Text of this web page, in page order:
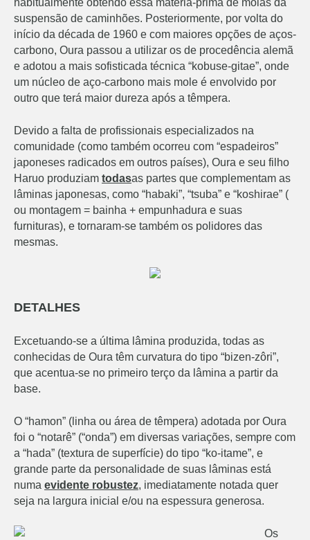
habitualmente obtendo essa matéria-prima de molas da
suspensão de caminhões. Posteriormente, por volta do
início da década de 1960 e com maiores opções de aços-
carbono, Oura passou a utilizar os de procedência alemã
e adotou a mais sofisticada técnica “kobuse-gitae”, onde
um núcleo de aço-carbono mais mole é envolvido por
outro que terá maior dureza após a têmpera.
Devido a falta de profissionais especializados na
comunidade (como também ocorreu com “espadeiros”
japoneses radicados em outros países), Oura e seu filho
Haruo produziam todasas partes que complementam as
lâminas japonesas, como “habaki”, “tsuba” e “koshirae” (
ou montagem = bainha + empunhadura e suas
furnituras), e tornaram-se também os polidores das
mesmas.
DETALHES
Excetuando-se a última lâmina produzida, todas as
conhecidas de Oura têm curvatura do tipo “bizen-zôri”,
que acentua-se no primeiro terço da lâmina a partir da
base.
O “hamon” (linha ou área de têmpera) adotada por Oura
foi o “notarê” (“onda”) em diversas variações, sempre com
a “hada” (textura de superfície) do tipo “ko-itame”, e
grande parte da personalidade de suas lâminas está
numa evidente robustez, imediatamente notada quer
seja na largura inicial e/ou na espessura generosa.
Os